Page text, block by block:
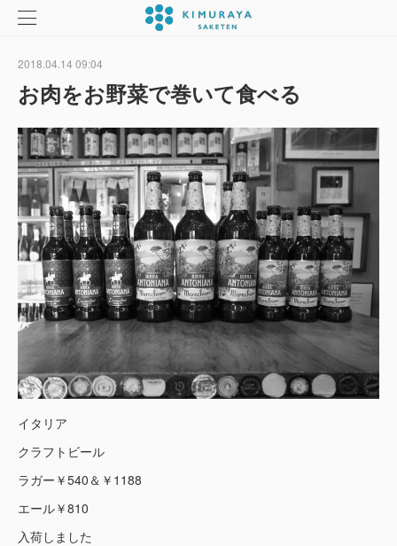
2018.04.14 09:04
お肉をお野菜で巻いて食べる
イタリア
クラフトビール
ラガー￥540＆￥1188
エール￥810
入荷しました